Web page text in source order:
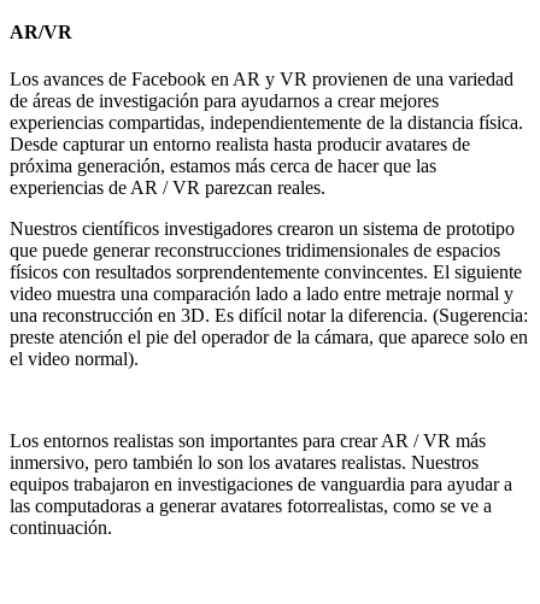
AR/VR
Los avances de Facebook en AR y VR provienen de una variedad
de áreas de investigación para ayudarnos a crear mejores
experiencias compartidas, independientemente de la distancia física.
Desde capturar un entorno realista hasta producir avatares de
próxima generación, estamos más cerca de hacer que las
experiencias de AR / VR parezcan reales.
Nuestros científicos investigadores crearon un sistema de prototipo
que puede generar reconstrucciones tridimensionales de espacios
físicos con resultados sorprendentemente convincentes. El siguiente
video muestra una comparación lado a lado entre metraje normal y
una reconstrucción en 3D. Es difícil notar la diferencia. (Sugerencia:
preste atención el pie del operador de la cámara, que aparece solo en
el video normal).
Los entornos realistas son importantes para crear AR / VR más
inmersivo, pero también lo son los avatares realistas. Nuestros
equipos trabajaron en investigaciones de vanguardia para ayudar a
las computadoras a generar avatares fotorrealistas, como se ve a
continuación.